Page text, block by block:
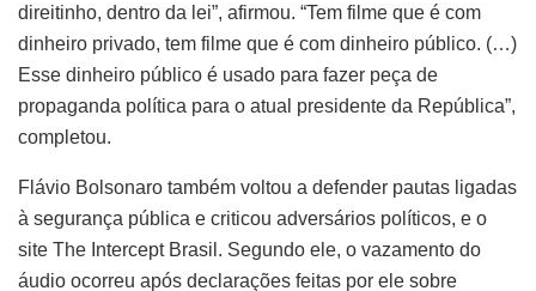
direitinho, dentro da lei”, afirmou. “Tem filme que é com
dinheiro privado, tem filme que é com dinheiro público. (…)
Esse dinheiro público é usado para fazer peça de
propaganda política para o atual presidente da República”,
completou.
Flávio Bolsonaro também voltou a defender pautas ligadas
à segurança pública e criticou adversários políticos, e o
site The Intercept Brasil. Segundo ele, o vazamento do
áudio ocorreu após declarações feitas por ele sobre